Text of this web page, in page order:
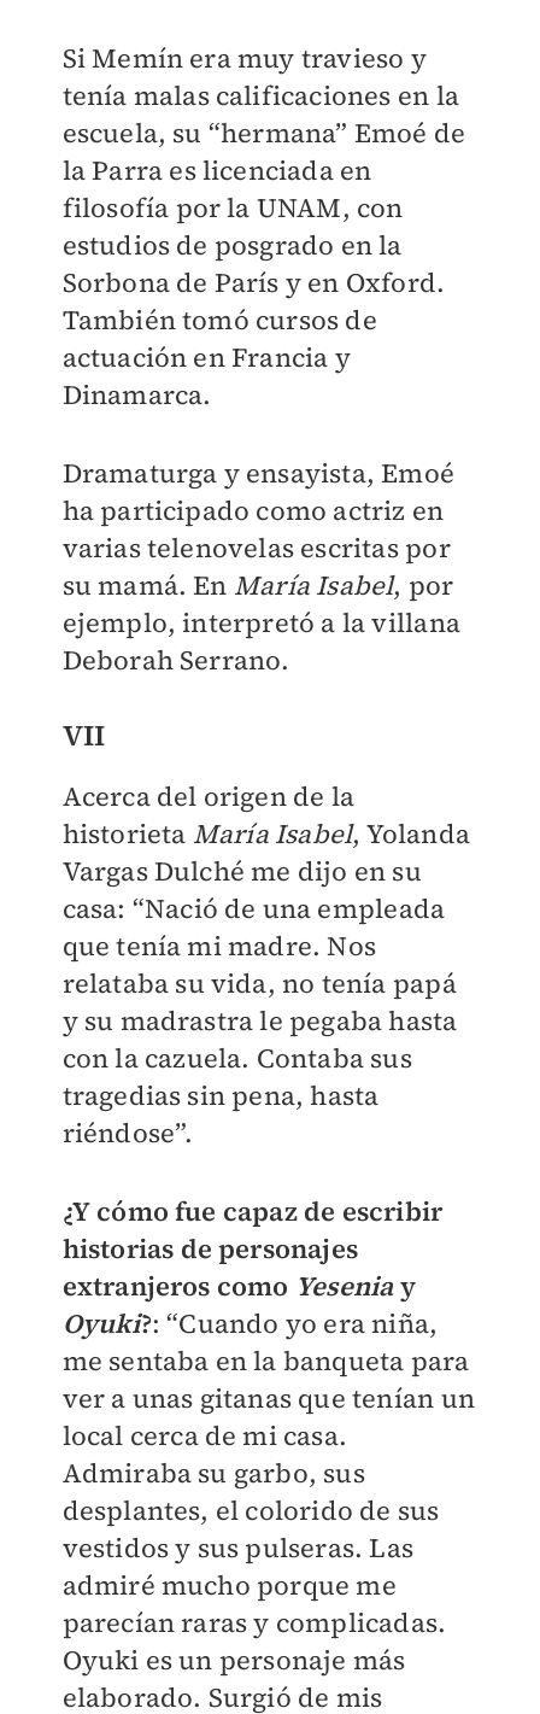
Si Memín era muy travieso y
tenía malas calificaciones en la
escuela, su “hermana” Emoé de
la Parra es licenciada en
filosofía por la UNAM, con
estudios de posgrado en la
Sorbona de París y en Oxford.
También tomó cursos de
actuación en Francia y
Dinamarca.
Dramaturga y ensayista, Emoé
ha participado como actriz en
varias telenovelas escritas por
su mamá. En María Isabel, por
ejemplo, interpretó a la villana
Deborah Serrano.
VII
Acerca del origen de la
historieta María Isabel, Yolanda
Vargas Dulché me dijo en su
casa: “Nació de una empleada
que tenía mi madre. Nos
relataba su vida, no tenía papá
y su madrastra le pegaba hasta
con la cazuela. Contaba sus
tragedias sin pena, hasta
riéndose”.
¿Y cómo fue capaz de escribir
historias de personajes
extranjeros como Yeseniay
Oyuki?: “Cuando yo era niña,
me sentaba en la banqueta para
ver a unas gitanas que tenían un
local cerca de mi casa.
Admiraba su garbo, sus
desplantes, el colorido de sus
vestidos y sus pulseras. Las
admiré mucho porque me
parecían raras y complicadas.
Oyuki es un personaje más
elaborado. Surgió de mis